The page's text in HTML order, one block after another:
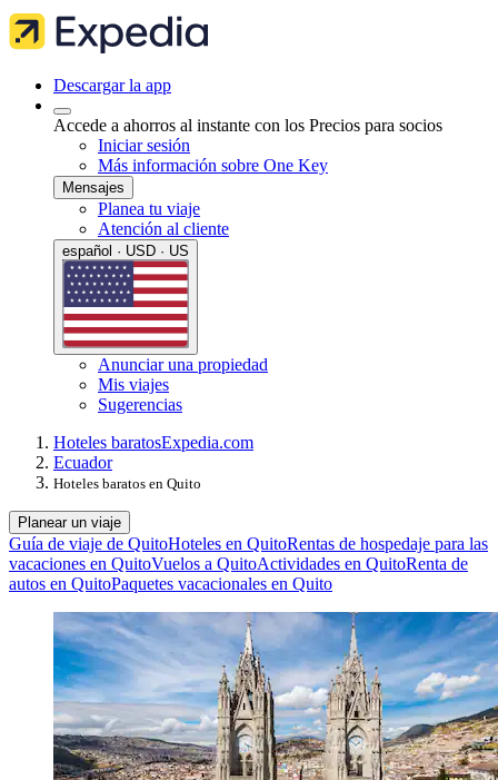
Descargar la app
Accede a ahorros al instante con los Precios para socios
Iniciar sesión
Más información sobre One Key
Mensajes
Planea tu viaje
Atención al cliente
español · USD · US
Anunciar una propiedad
Mis viajes
Sugerencias
Hoteles baratosExpedia.com
Ecuador
Hoteles baratos en Quito
Planear un viaje
Guía de viaje de QuitoHoteles en QuitoRentas de hospedaje para las
vacaciones en QuitoVuelos a QuitoActividades en QuitoRenta de
autos en QuitoPaquetes vacacionales en Quito